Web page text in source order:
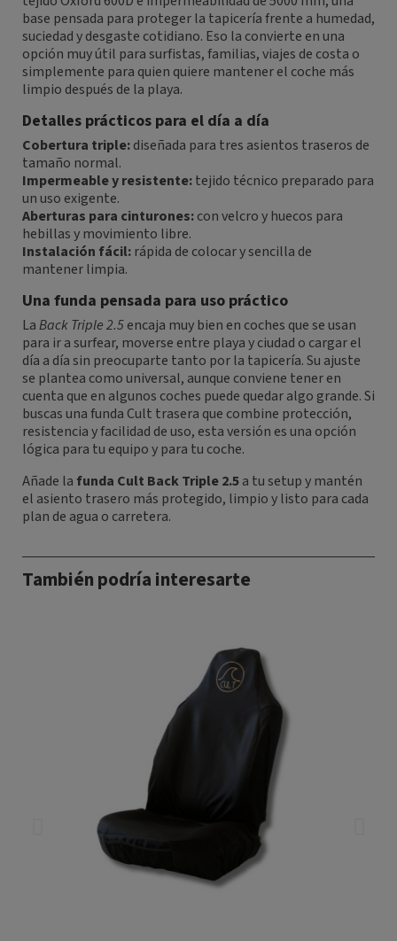
base pensada para proteger la tapicería frente a humedad,
suciedad y desgaste cotidiano. Eso la convierte en una
opción muy útil para surfistas, familias, viajes de costa o
simplemente para quien quiere mantener el coche más
limpio después de la playa.
Detalles prácticos para el día a día
Cobertura triple:diseñada para tres asientos traseros de
tamaño normal.
Impermeable y resistente:tejido técnico preparado para
un uso exigente.
Aberturas para cinturones:con velcro y huecos para
hebillas y movimiento libre.
Instalación fácil:rápida de colocar y sencilla de
mantener limpia.
Una funda pensada para uso práctico
LaBack Triple 2.5encaja muy bien en coches que se usan
para ir a surfear, moverse entre playa y ciudad o cargar el
día a día sin preocuparte tanto por la tapicería. Su ajuste
se plantea como universal, aunque conviene tener en
cuenta que en algunos coches puede quedar algo grande. Si
buscas una funda Cult trasera que combine protección,
resistencia y facilidad de uso, esta versión es una opción
lógica para tu equipo y para tu coche.
Añade la funda Cult Back Triple 2.5a tu setup y mantén
el asiento trasero más protegido, limpio y listo para cada
plan de agua o carretera.
También podría interesarte